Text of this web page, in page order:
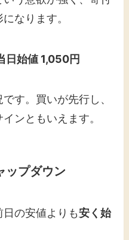
なります。
日始値 1,050円
す。買いが先行し、
ンともいえます。
ップダウン
日の安値よりも安く始